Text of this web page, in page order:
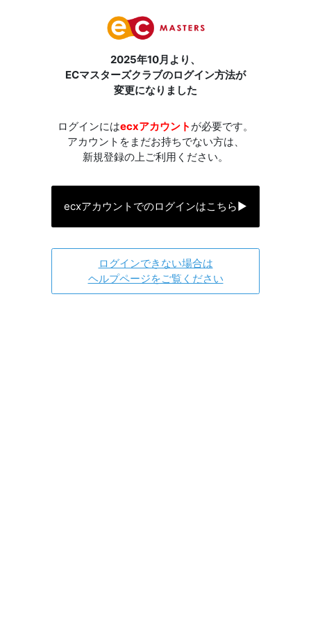
2025年10月より、
ECマスターズクラブのログイン方法が
変更になりました
ログインにはecxアカウント が必要です。
アカウントをまだお持ちでない方は、
新規登録の上ご利用ください。
ecxアカウントでのログインはこちら▶
ログインできない場合は
ヘルプページをご覧ください